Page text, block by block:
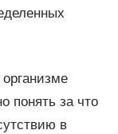
понять за что
в